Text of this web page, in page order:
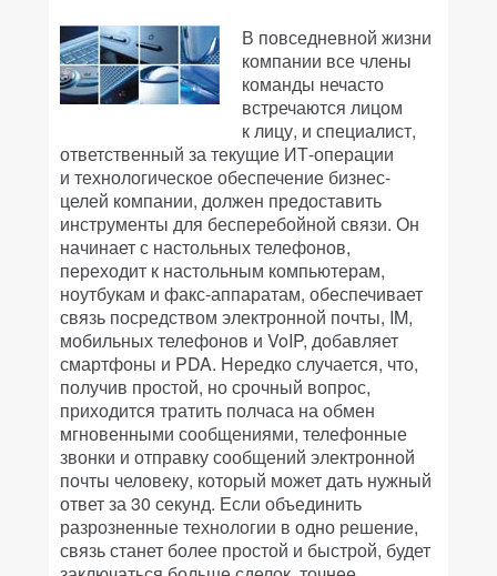
В повседневной жизни
компании все члены
команды нечасто
встречаются лицом
к лицу, и специалист,
ответственный за текущие ИТ-операции
и технологическое обеспечение бизнес-
целей компании, должен предоставить
инструменты для бесперебойной связи. Он
начинает с настольных телефонов,
переходит к настольным компьютерам,
ноутбукам и факс-аппаратам, обеспечивает
связь посредством электронной почты, IM,
мобильных телефонов и VoIP, добавляет
смартфоны и PDA. Нередко случается, что,
получив простой, но срочный вопрос,
приходится тратить полчаса на обмен
мгновенными сообщениями, телефонные
звонки и отправку сообщений электронной
почты человеку, который может дать нужный
ответ за 30 секунд. Если объединить
разрозненные технологии в одно решение,
связь станет более простой и быстрой, будет